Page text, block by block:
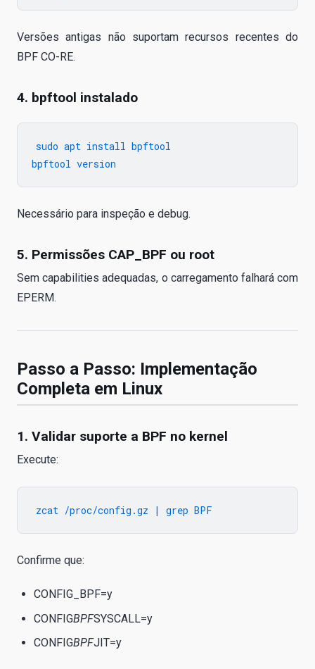
Versões antigas não suportam recursos recentes do
BPF CO-RE.
4. bpftool instalado
sudo apt install bpftool
Necessário para inspeção e debug.
5. Permissões CAP_BPF ou root
Sem capabilities adequadas, o carregamento falhará com
EPERM.
Passo a Passo: Implementação
Completa em Linux
1. Validar suporte a BPF no kernel
Execute:
Confirme que:
CONFIG_BPF=y
CONFIGBPFSYSCALL=y
CONFIGBPFJIT=y